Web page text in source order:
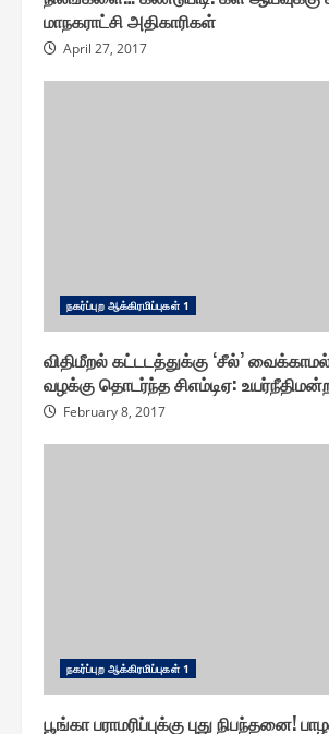
மாநகராட்சி அதிகாரிகள்
April 27, 2017
ந௧ர்ப்புற ஆக்கிரமிப்பு௧ள் 1
விதிமீறல் கட்டடத்துக்கு ‘சீல்’
வழக்கு தொடர்ந்த சிஎம்டிஏ:
February 8, 2017
ந௧ர்ப்புற ஆக்கிரமிப்பு௧ள் 1
பூங்கா பராமரிப்புக்கு புது நிபந்தனை!